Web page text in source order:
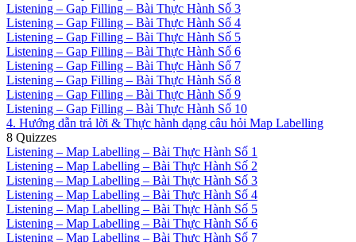
Listening – Gap Filling – Bài Thực Hành Số 3
Listening – Gap Filling – Bài Thực Hành Số 4
Listening – Gap Filling – Bài Thực Hành Số 5
Listening – Gap Filling – Bài Thực Hành Số 6
Listening – Gap Filling – Bài Thực Hành Số 7
Listening – Gap Filling – Bài Thực Hành Số 8
Listening – Gap Filling – Bài Thực Hành Số 9
Listening – Gap Filling – Bài Thực Hành Số 10
4. Hướng dẫn trả lời & Thực hành dạng câu hỏi Map Labelling
8 Quizzes
Listening – Map Labelling – Bài Thực Hành Số 1
Listening – Map Labelling – Bài Thực Hành Số 2
Listening – Map Labelling – Bài Thực Hành Số 3
Listening – Map Labelling – Bài Thực Hành Số 4
Listening – Map Labelling – Bài Thực Hành Số 5
Listening – Map Labelling – Bài Thực Hành Số 6
Listening – Map Labelling – Bài Thực Hành Số 7